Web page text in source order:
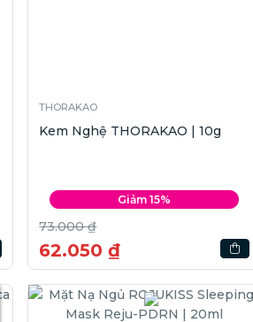
THORAKAO
Kem Nghệ THORAKAO | 10g
Giảm 15%
73.000 ₫
62.050 ₫